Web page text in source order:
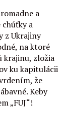
a
a
z Ukrajiny
na ktoré
krajinu, zložia
ku kapitulácii
že
Keby
„FUJ“!